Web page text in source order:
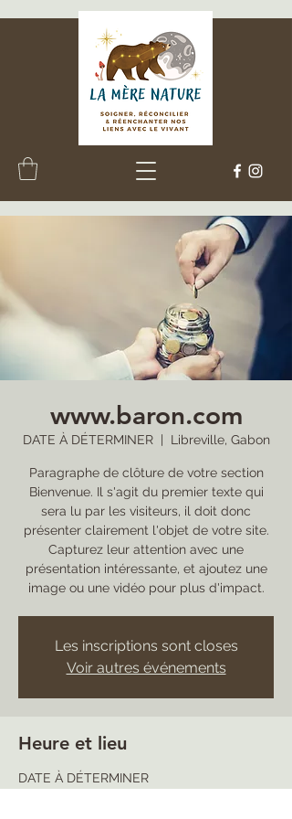
www.baron.com
DATE À DÉTERMINER
  |
Libreville, Gabon
Paragraphe de clôture de votre section
Bienvenue. Il s'agit du premier texte qui
sera lu par les visiteurs, il doit donc
présenter clairement l'objet de votre site.
Capturez leur attention avec une
présentation intéressante, et ajoutez une
image ou une vidéo pour plus d'impact.
Les inscriptions sont closes
Voir autres événements
Heure et lieu
DATE À DÉTERMINER